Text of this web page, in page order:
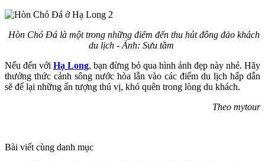
Hòn Chó Đá là một trong những điểm đến thu hút đông đảo khách
du lịch - Ảnh: Sưu tầm
Nếu đến với Hạ Long, bạn đừng bỏ qua hình ảnh đẹp này nhé. Hãy
thưởng thức cảnh sông nước hòa lẫn vào các điểm du lịch hấp dẫn
sẽ để lại những ấn tượng thú vị, khó quên trong lòng du khách.
Theo mytour
Bài viết cùng danh mục